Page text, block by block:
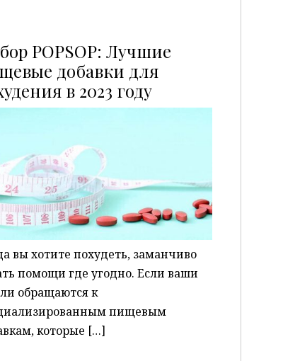
POPSOP: Лучшие
добавки для
в 2023 году
P
вы хотите похудеть, заманчиво
помощи где угодно. Если ваши
обращаются к
пищевым
которые […]